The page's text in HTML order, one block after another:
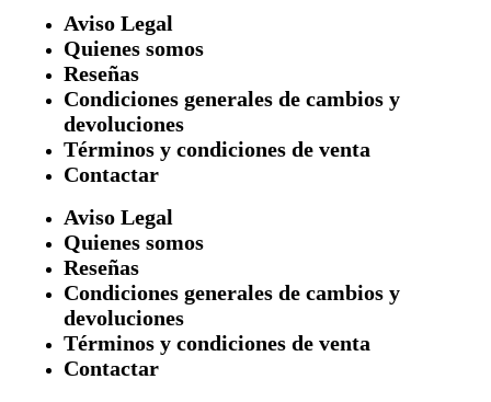
Aviso Legal
Quienes somos
Reseñas
Condiciones generales de cambios y
devoluciones
Términos y condiciones de venta
Contactar
Aviso Legal
Quienes somos
Reseñas
Condiciones generales de cambios y
devoluciones
Términos y condiciones de venta
Contactar